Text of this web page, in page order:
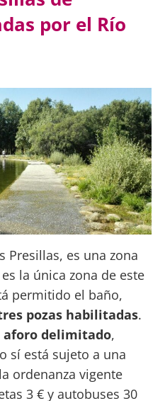
por el Río
Presillas, es una zona
la única zona de este
permitido el baño,
pozas habilitadas.
aforo delimitado,
sí está sujeto a una
ordenanza vigente
3 € y autobuses 30